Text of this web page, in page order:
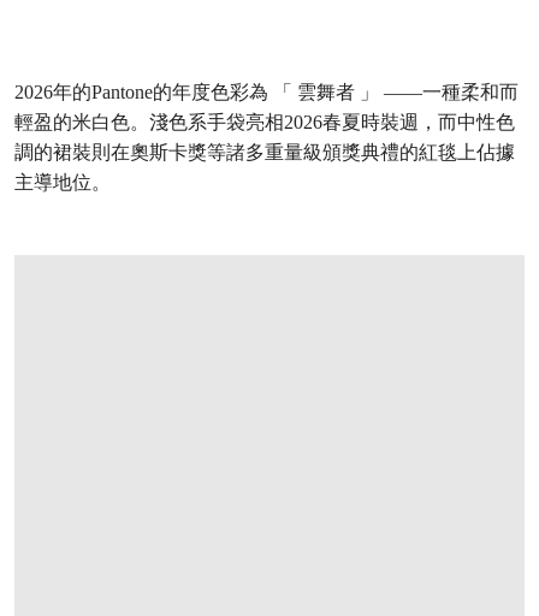
2026年的Pantone的年度色彩為 「 雲舞者 」 ——一種柔和而
輕盈的米白色。淺色系手袋亮相2026春夏時裝週，而中性色
調的裙裝則在奧斯卡獎等諸多重量級頒獎典禮的紅毯上佔據
主導地位。